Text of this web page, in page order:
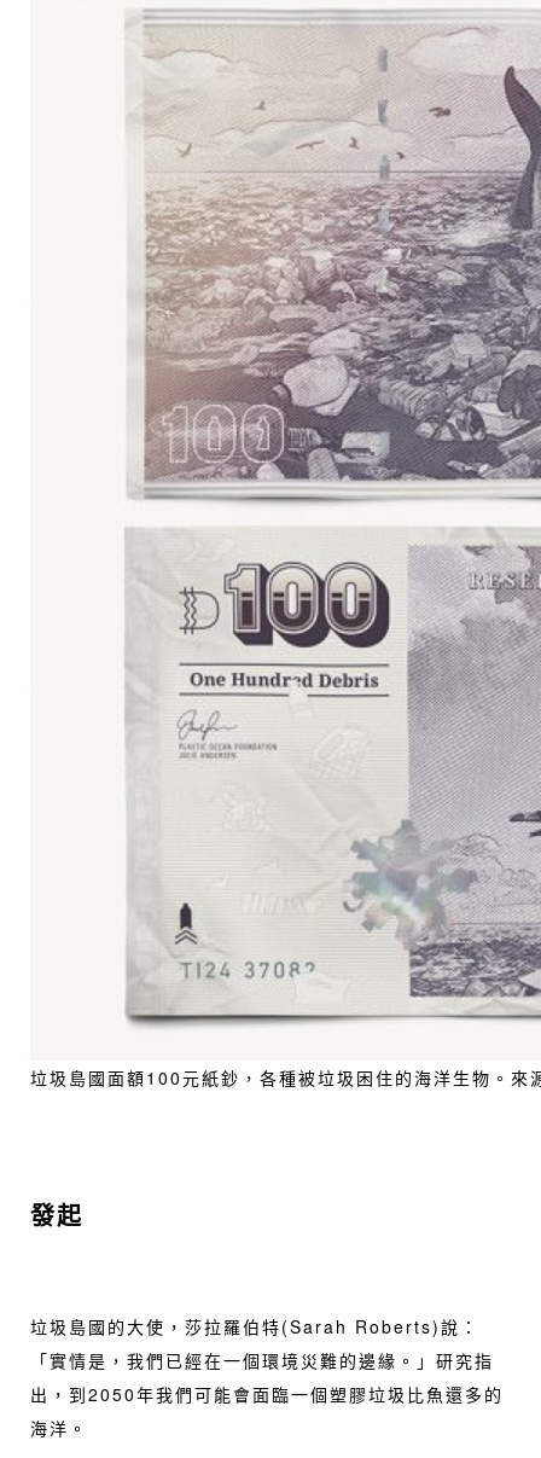
垃圾島國面額100元紙鈔，各種被垃圾困住的海洋生物。來
發起
垃圾島國的大使，莎拉羅伯特(Sarah Roberts)說：
「實情是，我們已經在一個環境災難的邊緣。」研究指
出，到2050年我們可能會面臨一個塑膠垃圾比魚還多的
海洋。